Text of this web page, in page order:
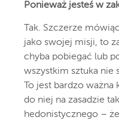
Ponieważ jesteś w
Tak. Szczerze
jako swojej misji, to
chyba pobiegać lub
wszystkim sztuka nie
To jest bardzo
do niej na zasadzie
hedonistycznego –